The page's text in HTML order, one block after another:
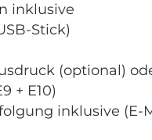
inklusive
Stick)
(optional)
+ E10)
inklusive (E-